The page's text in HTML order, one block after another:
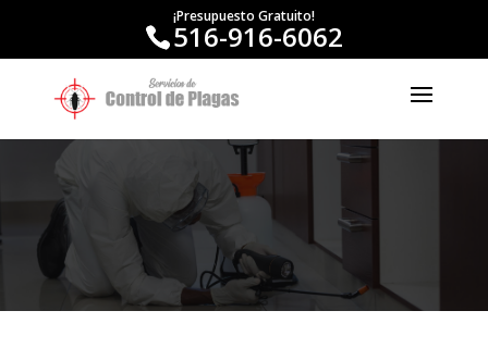
¡Presupuesto Gratuito!
516-916-6062